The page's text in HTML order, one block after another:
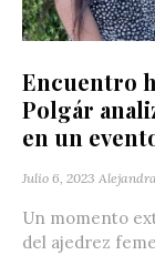
Encuentro
Polgár
en un
Julio 6, 2023
Un momento
del ajedrez